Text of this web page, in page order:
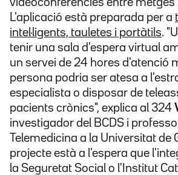
videoconferències entre metges
L'aplicació està preparada per a
intel·ligents, tauletes i portàtils.
tenir una sala d'espera virtual
un servei de 24 hores d'atenció
persona podria ser atesa a
especialista o disposar de
pacients crònics", explica al 324
investigador del BCDS i
Telemedicina a la Universitat de
projecte està a l'espera que
la Seguretat Social o l'Institut